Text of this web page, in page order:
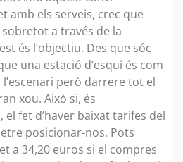
amb els serveis, crec que
a través de la
és l’objectiu. Des que sóc
una estació d’esquí és com
però darrere tot el
xou. Això si, és
fet d’haver baixat tarifes del
posicionar-nos. Pots
a 34,20 euros si el compres